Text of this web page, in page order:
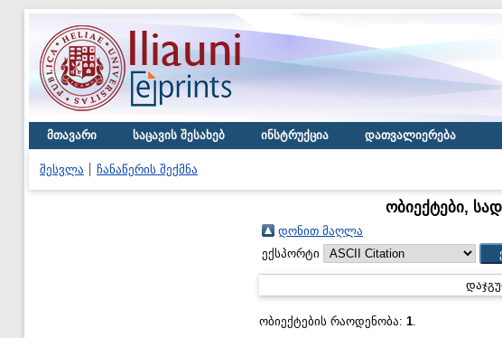
მთავარი საცავის შესახებ ინსტრუქცია დათვალიერება
შესვლა ჩანაწერის შექმნა
ობიექტები,
დონით მაღლა
ექსპორტი
ობიექტების რაოდენობა: 1.